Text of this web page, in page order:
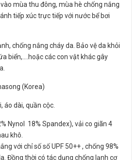
mùa thu đông, mùa hè chống nắng
tiếp xúc trực tiếp với nước bể bơi
chống nắng cháy da. Bảo vệ da khỏi
biển,....hoặc các con vật khác gây
(Korea)
áo dài, quần cộc.
Nynol 18% Spandex), vải co giãn 4
khô.
với chỉ số số UPF 50++ , chống 98%
Đồng thời có tác dụng chống lạnh cơ